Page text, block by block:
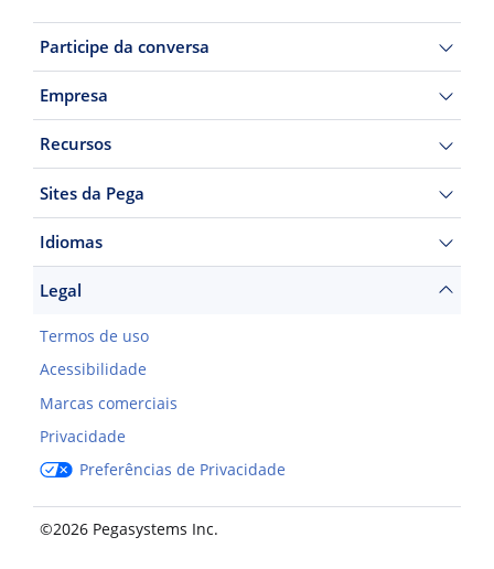
Participe da conversa
Empresa
Recursos
Sites da Pega
Idiomas
Legal
Termos de uso
Acessibilidade
Marcas comerciais
Privacidade
Preferências de Privacidade
©2026 Pegasystems Inc.